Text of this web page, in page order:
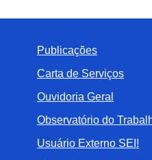
Publicações
Carta de Serviços
Ouvidoria Geral
Observatório do
Usuário Externo SEI!